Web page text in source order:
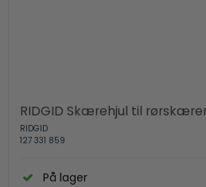
RIDGID Skærehjul til
RIDGID
127 331 859
På lager